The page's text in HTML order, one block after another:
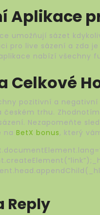
Aplikace
umožňují sázet
pro live sázení a zda
nabízí všechny
Celkové
pozitivní a
českém trhu.
Nezapomeňte
na BetX bonus, který
Reply